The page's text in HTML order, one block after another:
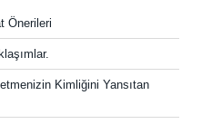
Önerileri
Kimliğini Yansıtan